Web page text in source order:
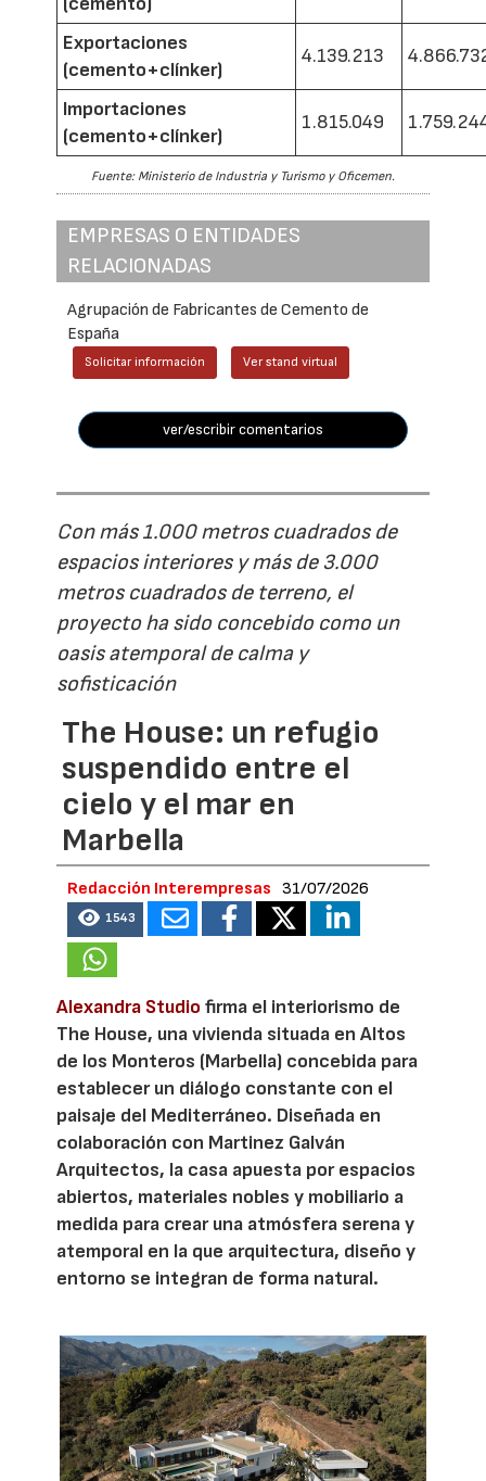
Exportaciones
(cemento+clínker)
4.139.213
Importaciones
(cemento+clínker)
1.815.049
Fuente: Ministerio de Industria y Turismo y Oficemen.
EMPRESAS O ENTIDADES
RELACIONADAS
Agrupación de Fabricantes de Cemento de
España
Solicitar información Ver stand virtual
ver/escribir comentarios
Con más 1.000 metros cuadrados de
espacios interiores y más de 3.000
metros cuadrados de terreno, el
proyecto ha sido concebido como un
oasis atemporal de calma y
sofisticación
The House: un refugio
suspendido entre el
cielo y el mar en
Marbella
Redacción Interempresas 31/07/2026
1543
Alexandra Studio firma el interiorismo de
The House, una vivienda situada en Altos
de los Monteros (Marbella) concebida para
establecer un diálogo constante con el
paisaje del Mediterráneo. Diseñada en
colaboración con Martinez Galván
Arquitectos, la casa apuesta por espacios
abiertos, materiales nobles y mobiliario a
medida para crear una atmósfera serena y
atemporal en la que arquitectura, diseño y
entorno se integran de forma natural.